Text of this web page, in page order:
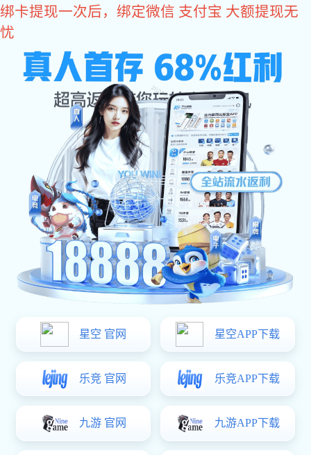
长运娱乐
长运娱乐-科技赋能场景,让平台更有创意! cyyl 为您提供专业的
鸿振输送带
HONGZHEN CONVEYOR BELT
一站式输送带解
与时俱进为客户提供满意产
网站长运娱乐 公司简介 PVC输送带 PU输送带
您当前位置：长运娱乐>长运娱乐 中心>
砂光机是一种常见的金属表面处理设备，其内部有一个输送
进行调整，以适应不同加工需求。那么，砂光机输送带如何调